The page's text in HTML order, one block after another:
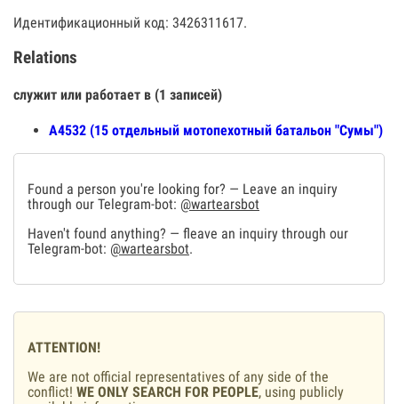
Идентификационный код: 3426311617.
Relations
служит или работает в (1 записей)
А4532 (15 отдельный мотопехотный батальон "Сумы")
Found a person you're looking for? — Leave an inquiry
through our Telegram-bot: @wartearsbot
Haven't found anything? — fleave an inquiry through our
Telegram-bot: @wartearsbot.
ATTENTION!
We are not official representatives of any side of the
conflict! WE ONLY SEARCH FOR PEOPLE, using publicly